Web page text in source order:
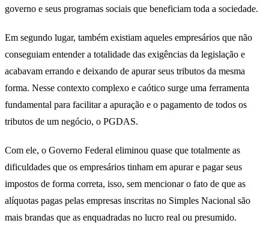
governo e seus programas sociais que beneficiam toda a sociedade.
Em segundo lugar, também existiam aqueles empresários que não
conseguiam entender a totalidade das exigências da legislação e
acabavam errando e deixando de apurar seus tributos da mesma
forma. Nesse contexto complexo e caótico surge uma ferramenta
fundamental para facilitar a apuração e o pagamento de todos os
tributos de um negócio, o PGDAS.
Com ele, o Governo Federal eliminou quase que totalmente as
dificuldades que os empresários tinham em apurar e pagar seus
impostos de forma correta, isso, sem mencionar o fato de que as
alíquotas pagas pelas empresas inscritas no Simples Nacional são
mais brandas que as enquadradas no lucro real ou presumido.